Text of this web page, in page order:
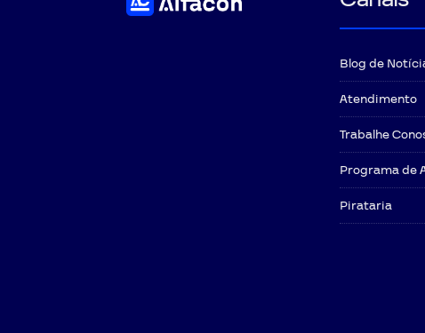
Blog de
Atendimento
Trabalhe
Programa de
Pirataria